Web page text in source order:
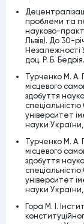
проблеми та
науково-
Львів). До 30-
Незалежності
доц. Р. Б.
Турченко М. А.
місцевого
здобуття
спеціальністю
університет
науки
Турченко М. А.
місцевого
здобуття
спеціальністю
університет
науки
Гора М. І.